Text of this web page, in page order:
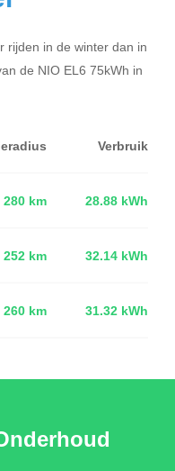
rijden in de winter dan in
de NIO EL6 75kWh in
Verbruik
280 km 28.88 kWh
252 km 32.14 kWh
260 km 31.32 kWh